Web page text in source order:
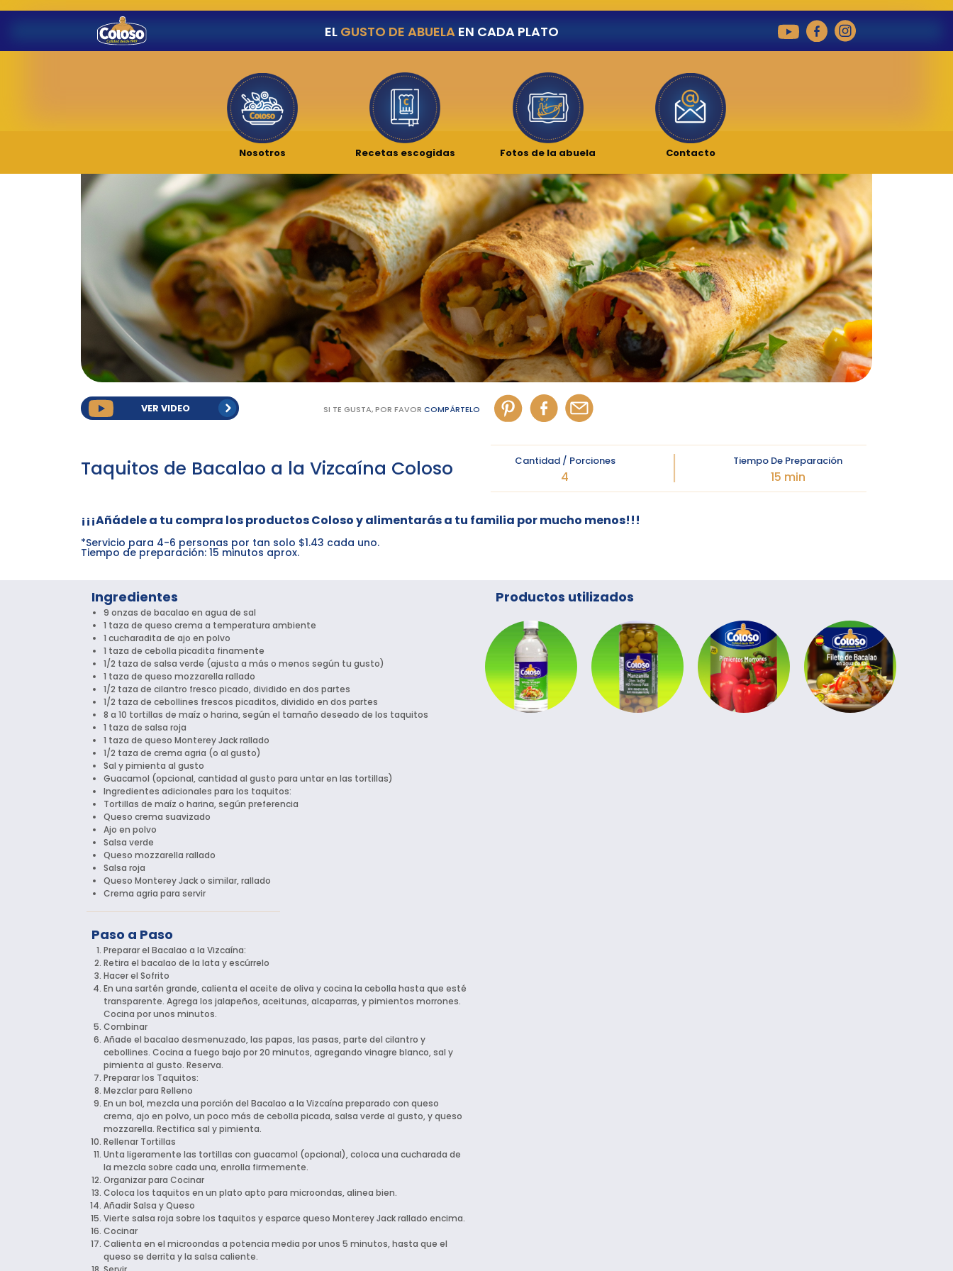
EL GUSTO DE ABUELAEN CADA PLATO
Nosotros Recetas escogidas Fotos de la abuela Contacto
VER VIDEO SI TE GUSTA, POR FAVOR COMPÁRTELO
Taquitos de Bacalao a la Vizcaína Coloso Cantidad / Porciones
4
Tiempo De Preparación
15 min
¡¡¡Añádele a tu compra los productos Coloso y alimentarás a tu familia por mucho menos!!!
*Servicio para 4-6 personas por tan solo $1.43 cada uno.
Tiempo de preparación: 15 minutos aprox.
Ingredientes
9 onzas de bacalao en agua de sal
1 taza de queso crema a temperatura ambiente
1 cucharadita de ajo en polvo
1 taza de cebolla picadita finamente
1/2 taza de salsa verde (ajusta a más o menos según tu gusto)
1 taza de queso mozzarella rallado
1/2 taza de cilantro fresco picado, dividido en dos partes
1/2 taza de cebollines frescos picaditos, dividido en dos partes
8 a 10 tortillas de maíz o harina, según el tamaño deseado de los taquitos
1 taza de salsa roja
1 taza de queso Monterey Jack rallado
1/2 taza de crema agria (o al gusto)
Sal y pimienta al gusto
Guacamol (opcional, cantidad al gusto para untar en las tortillas)
Ingredientes adicionales para los taquitos:
Tortillas de maíz o harina, según preferencia
Queso crema suavizado
Ajo en polvo
Salsa verde
Queso mozzarella rallado
Salsa roja
Queso Monterey Jack o similar, rallado
Crema agria para servir
Paso a Paso
Preparar el Bacalao a la Vizcaína:
Retira el bacalao de la lata y escúrrelo
Hacer el Sofrito
En una sartén grande, calienta el aceite de oliva y cocina la cebolla hasta que esté
transparente. Agrega los jalapeños, aceitunas, alcaparras, y pimientos morrones.
Cocina por unos minutos.
Combinar
Añade el bacalao desmenuzado, las papas, las pasas, parte del cilantro y
cebollines. Cocina a fuego bajo por 20 minutos, agregando vinagre blanco, sal y
pimienta al gusto. Reserva.
Preparar los Taquitos:
Mezclar para Relleno
En un bol, mezcla una porción del Bacalao a la Vizcaína preparado con queso
crema, ajo en polvo, un poco más de cebolla picada, salsa verde al gusto, y queso
mozzarella. Rectifica sal y pimienta.
Rellenar Tortillas
Unta ligeramente las tortillas con guacamol (opcional), coloca una cucharada de
la mezcla sobre cada una, enrolla firmemente.
Organizar para Cocinar
Coloca los taquitos en un plato apto para microondas, alinea bien.
Añadir Salsa y Queso
Vierte salsa roja sobre los taquitos y esparce queso Monterey Jack rallado encima.
Cocinar
Calienta en el microondas a potencia media por unos 5 minutos, hasta que el
queso se derrita y la salsa caliente.
Productos utilizados